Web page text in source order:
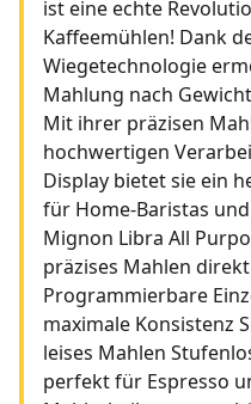
ist eine echte
Kaffeemühlen! Dank
Wiegetechnologie
Mahlung nach
Mit ihrer präzisen
hochwertigen
Display bietet sie ein
für Home-Baristas
Mignon Libra All
präzises Mahlen
Programmierbare
maximale Konsistenz
leises Mahlen
perfekt für Espresso